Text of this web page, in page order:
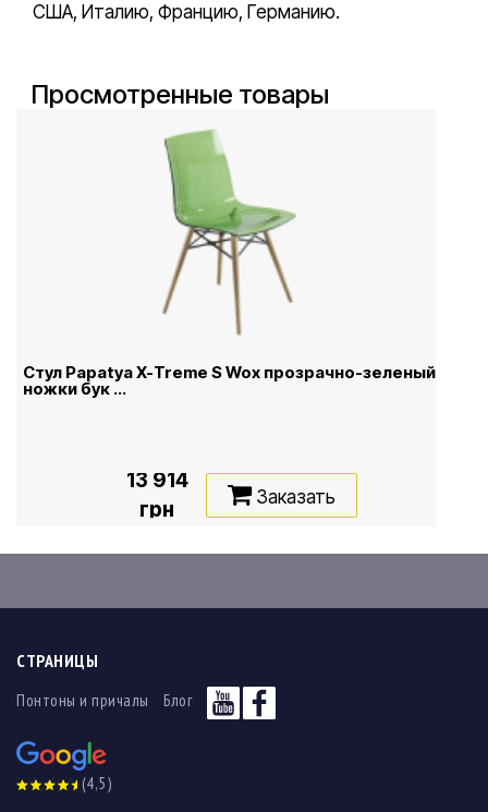
США, Италию, Францию, Германию.
Просмотренные товары
Стул Papatya X-Treme S Wox прозрачно-зеленый,
ножки бук ...
13 914
грн
Заказать
СТРАНИЦЫ
Понтоны и причалы Блог
(4,5)